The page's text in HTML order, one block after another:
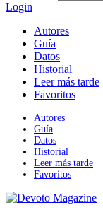
Login
Autores
Guía
Datos
Historial
Leer más tarde
Favoritos
Autores
Guía
Datos
Historial
Leer más tarde
Favoritos